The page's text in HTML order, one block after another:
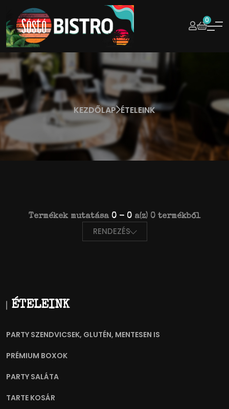
0
KEZDŐLAP ÉTELEINK
ÉTELEINK
PARTY SZENDVICSEK, GLUTÉN, MENTESEN IS
PRÉMIUM BOXOK
PARTY SALÁTA
TARTE KOSÁR
Termékek mutatása 0 - 0 a(z) 0 termékből
RENDEZÉS